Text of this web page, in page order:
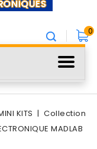
0
KITS
Collection
MADLAB